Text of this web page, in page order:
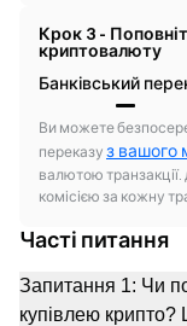
Крок 3 -
криптовалюту
Банківський
Ви можете
переказу з вашого
валютою транзакції.
комісією за кожну
Часті питання
Запитання 1: Чи
купівлею крипто?